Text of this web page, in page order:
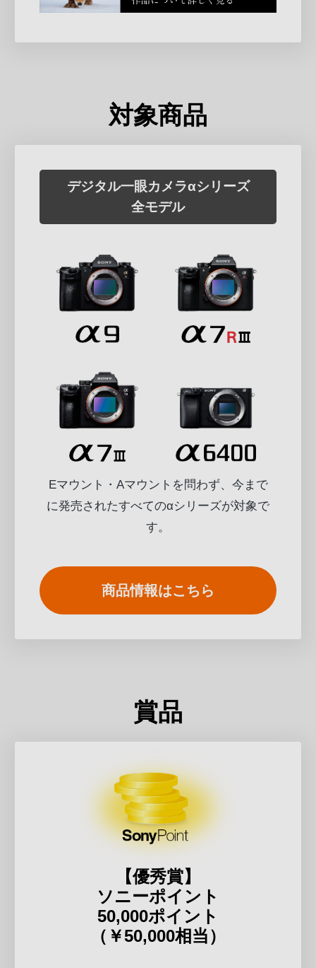
対象商品
デジタル一眼カメラαシリーズ
全モデル
Eマウント・Aマウントを問わず、今まで
に発売されたすべてのαシリーズが対象で
す。
商品情報はこちら
賞品
【優秀賞】
ソニーポイント
50,000ポイント
（￥50,000相当）